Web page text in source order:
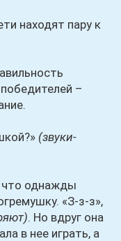
находят пару к
–
(звуки-
однажды
«З-з-з»,
. Но вдруг она
в нее играть, а